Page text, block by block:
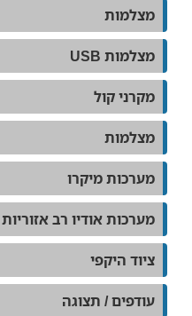
מצלמות
מצלמות USB
מקרני קול
מצלמות
מערכות מיקרו
מערכות אודיו רב אזוריות
ציוד היקפי
עודפים / תצוגה